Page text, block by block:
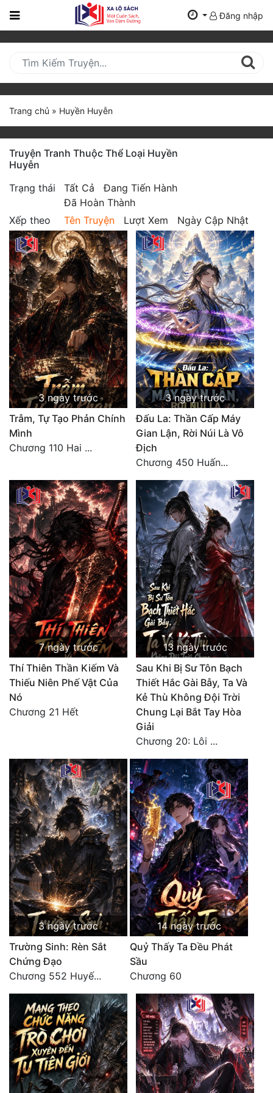
Trang
Mới
Cập
Nhật
(current)
Thể Loại
Truyện Mới Ra
Hoàn Thành
Free
Hậu Cung
Truyện Convert
Truyện Dịch
Truyện Nhập Môn
Truyện ngắn
Xa Lộ Dịch
Cung Đấu
Cạnh Kỹ
Cổ Tiên Hiệp
Cổ Đại
Du Hí
Dã Sử
Dị Giới
Dị Năng
Gia Đấu
Góc Nhìn Nam
Huyền Nghi
Huyền Ảo
Hài Hước
Hệ Thống
Học Đường
Khoa Huyễn
Khoa Huyễn Không Gian
Kinh Dị
Kiếm Hiệp
Kỳ Huyễn
Kỳ Ảo
Linh Dị
Làm Giàu
Đăng nhập
Trang chủ » Huyền Huyễn
Truyện Tranh Thuộc Thể Loại Huyền
Huyễn
Trạng thái
Tất Cả
Đang Tiến Hành
Đã Hoàn Thành
Xếp theo
Tên Truyện Lượt Xem Ngày Cập Nhật
3 ngày trước
Trẫm, Tự Tạo Phản Chính
Mình
Chương 110 Hai ...
3 ngày trước
Đấu La: Thần Cấp Máy
Gian Lận, Rời Núi Là Vô
Địch
Chương 450 Huấn...
7 ngày trước
Thí Thiên Thần Kiếm Và
Thiếu Niên Phế Vật Của
Nó
Chương 21 Hết
13 ngày trước
Sau Khi Bị Sư Tôn Bạch
Thiết Hắc Gài Bẫy, Ta Và
Kẻ Thù Không Đội Trời
Chung Lại Bắt Tay Hòa
Giải
Chương 20: Lôi ...
3 ngày trước
Trường Sinh: Rèn Sắt
Chứng Đạo
Chương 552 Huyế...
14 ngày trước
Quỷ Thấy Ta Đều Phát
Sầu
Chương 60